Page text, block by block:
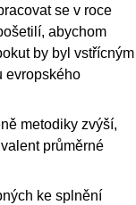
se v roce
abychom
by byl vstřícným
evropského
metodiky zvýší,
průměrné
ke splnění